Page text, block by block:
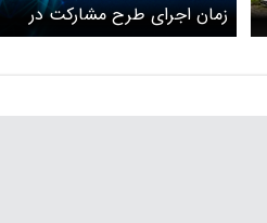
زمان اجرای طرح مشارکت در
تولید ایران‌خودرو برای